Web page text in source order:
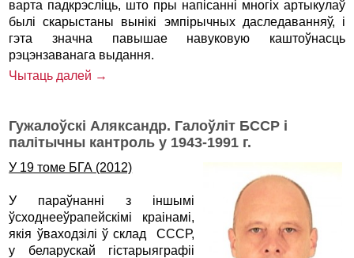
варта падкрэсліць, што пры напісанні многіх артыкулаў
былі скарыстаны вынікі эмпірычных даследаванняў, і
гэта значна павышае навуковую каштоўнасць
рэцэнзаванага выдання.
Чытаць далей →
Гужалоўскі Аляксандр. Галоўліт БССР і
палітычны кантроль у 1943-1991 г.
У 19 томе БГА (2012)
У параўнанні з іншымі
ўсходнееўрапейскімі краінамі,
якія ўваходзілі ў склад СССР,
у беларускай гістарыяграфіі